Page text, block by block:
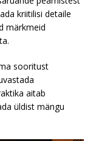
kriitilisi detaile
märkmeid
sooritust
aitab
üldist mängu